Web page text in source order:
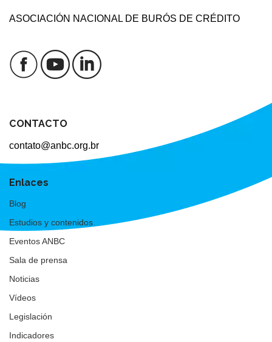
ASOCIACIÓN NACIONAL DE BURÓS DE CRÉDITO
CONTACTO
contato@anbc.org.br
Enlaces
Blog
Estudios y contenidos
Eventos ANBC
Sala de prensa
Noticias
Vídeos
Legislación
Indicadores